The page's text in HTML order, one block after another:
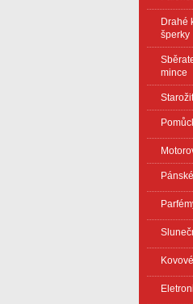
Drahé
šperky
mince